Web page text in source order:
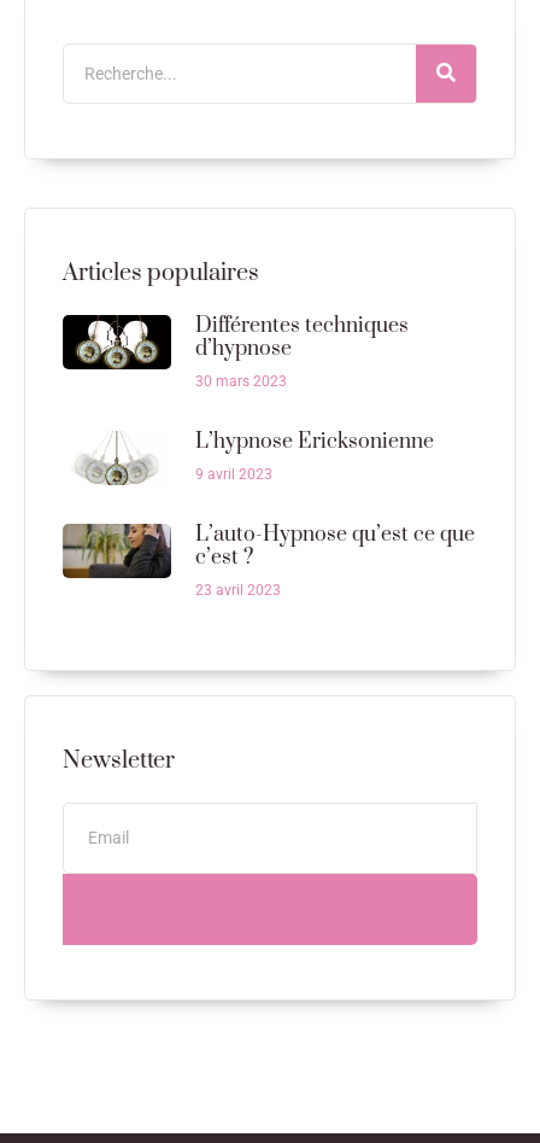
Articles populaires
Différentes techniques
d’hypnose
30 mars 2023
L’hypnose Ericksonienne
9 avril 2023
L’auto-Hypnose qu’est ce que
c’est ?
23 avril 2023
Newsletter